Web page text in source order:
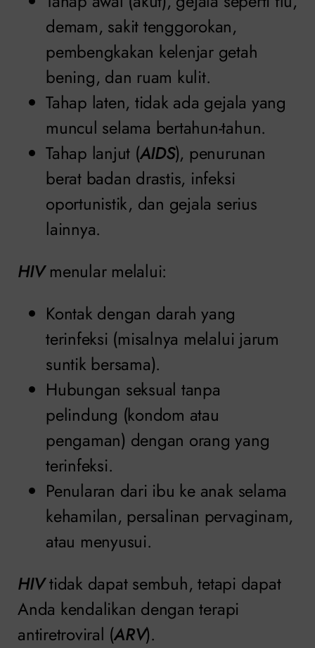
demam, sakit tenggorokan,
pembengkakan kelenjar getah
bening, dan ruam kulit.
Tahap laten, tidak ada gejala yang
muncul selama bertahun-tahun.
Tahap lanjut (AIDS), penurunan
berat badan drastis, infeksi
oportunistik, dan gejala serius
lainnya.
HIVmenular melalui:
Kontak dengan darah yang
terinfeksi (misalnya melalui jarum
suntik bersama).
Hubungan seksual tanpa
pelindung (kondom atau
pengaman) dengan orang yang
terinfeksi.
Penularan dari ibu ke anak selama
kehamilan, persalinan pervaginam,
atau menyusui.
HIVtidak dapat sembuh, tetapi dapat
Anda kendalikan dengan terapi
antiretroviral (ARV).